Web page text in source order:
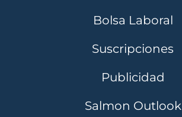
Bolsa Laboral
Suscripciones
Publicidad
Salmon Outlook